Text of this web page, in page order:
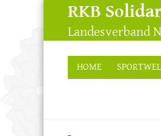
RKB
Landesverband
HOME